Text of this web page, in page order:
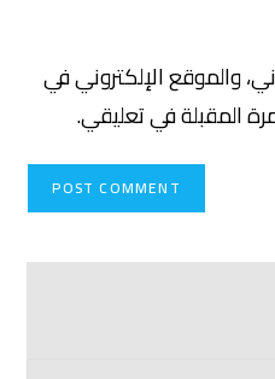
والموقع الإلكتروني في
المقبلة في تعليقي.